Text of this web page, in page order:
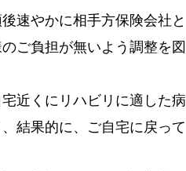
速やかに相手方保険会社と
ご負担が無いよう調整を図
近くにリハビリに適した病
結果的に、ご自宅に戻って